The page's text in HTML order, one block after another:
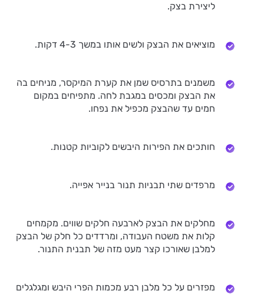
ליצירת בצק.
מוציאים את הבצק ולשים אותו במשך 4-3 דקות.
משמנים בתרסיס שמן את קערת המיקסר, מניחים בה
את הבצק ומכסים במגבת לחה. מתפיחים במקום
חמים עד שהבצק מכפיל את נפחו.
חותכים את הפירות היבשים לקוביות קטנות.
מרפדים שתי תבניות תנור בנייר אפייה.
מחלקים את הבצק לארבעה חלקים שווים. מקמחים
קלות את משטח העבודה, ומרדדים כל חלק של הבצק
למלבן שאורכו קצר מעט מזה של תבנית התנור.
מפזרים על כל מלבן רבע מכמות הפרי היבש ומגלגלים